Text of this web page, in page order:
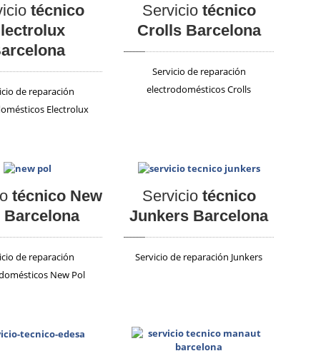
técnico
de reparación
Electrolux
Serviciotécnico
Crolls Barcelona
Servicio de reparación
electrodomésticos Crolls
técnico New
Barcelona
de reparación
New Pol
Serviciotécnico
Junkers Barcelona
Servicio de reparación Junkers